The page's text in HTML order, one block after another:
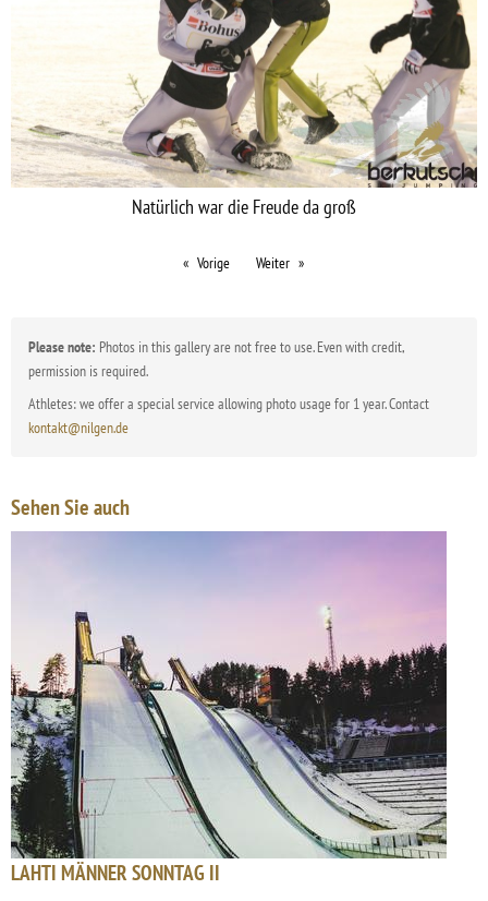
Natürlich war die Freude da groß
Vorige Weiter
Please note: Photos in this gallery are not free to use. Even with credit,
permission is required.
Athletes: we offer a special service allowing photo usage for 1 year. Contact
kontakt@nilgen.de
Sehen Sie auch
LAHTI MÄNNER SONNTAG II